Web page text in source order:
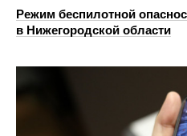
Режим беспилотной
в Нижегородской области